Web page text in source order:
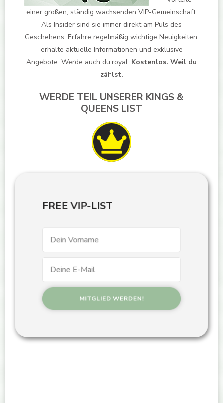
einer großen, ständig wachsenden VIP-Gemeinschaft.
Als Insider sind sie immer direkt am Puls des
Geschehens. Erfahre regelmäßig wichtige Neuigkeiten,
erhalte aktuelle Informationen und exklusive
Angebote. Werde auch du royal. Kostenlos. Weil du
zählst.
WERDE TEIL UNSERER KINGS &
QUEENS LIST
FREE VIP-LIST